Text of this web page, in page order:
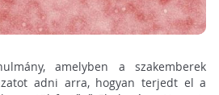
amelyben a szakemberek
adni arra, hogyan terjedt el a